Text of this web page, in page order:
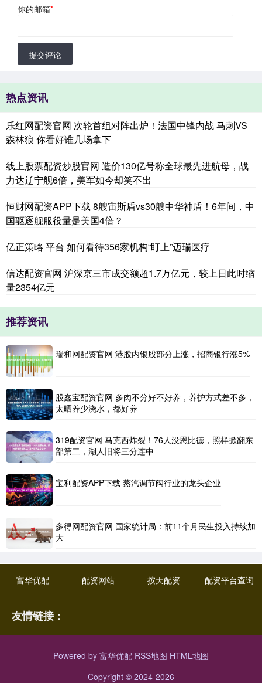
你的邮箱*
提交评论
热点资讯
乐红网配资官网 次轮首组对阵出炉！法国中锋内战 马刺VS
森林狼 你看好谁几场拿下
线上股票配资炒股官网 造价130亿号称全球最先进航母，战
力达辽宁舰6倍，美军如今却笑不出
恒财网配资APP下载 8艘宙斯盾vs30艘中华神盾！6年间，中
国驱逐舰服役量是美国4倍？
亿正策略 平台 如何看待356家机构“盯上”迈瑞医疗
信达配资官网 沪深京三市成交额超1.7万亿元，较上日此时缩
量2354亿元
推荐资讯
瑞和网配资官网 港股内银股部分上涨，招商银行涨5%
股鑫宝配资官网 多肉不分好不好养，养护方式差不多，
太晒养少浇水，都好养
319配资官网 马克西炸裂！76人没恩比德，照样掀翻东
部第二，湖人旧将三分连中
宝利配资APP下载 蒸汽调节阀行业的龙头企业
多得网配资官网 国家统计局：前11个月民生投入持续加
大
富华优配 配资网站 按天配资 配资平台查询
友情链接：
Powered by 富华优配 RSS地图 HTML地图
Copyright © 2024-2026